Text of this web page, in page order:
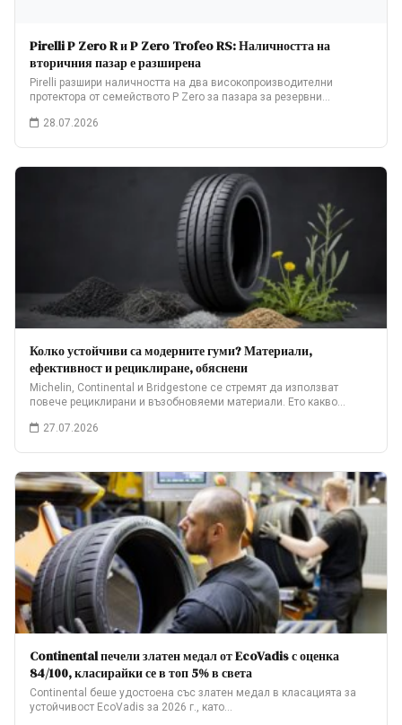
Pirelli P Zero R и P Zero Trofeo RS: Наличността на
вторичния пазар е разширена
Pirelli разшири наличността на два високопроизводителни
протектора от семейството P Zero за пазара за резервни…
28.07.2026
Колко устойчиви са модерните гуми? Материали,
ефективност и рециклиране, обяснени
Michelin, Continental и Bridgestone се стремят да използват
повече рециклирани и възобновяеми материали. Ето какво…
27.07.2026
Continental печели златен медал от EcoVadis с оценка
84/100, класирайки се в топ 5% в света
Continental беше удостоена със златен медал в класацията за
устойчивост EcoVadis за 2026 г., като…